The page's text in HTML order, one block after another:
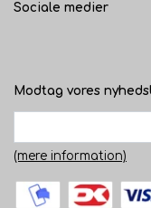
Sociale medier
Modtag vores
(mere information)